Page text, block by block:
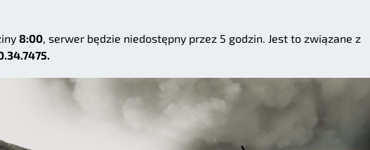
8:00, serwer będzie niedostępny przez 5 godzin. Jest to związane z